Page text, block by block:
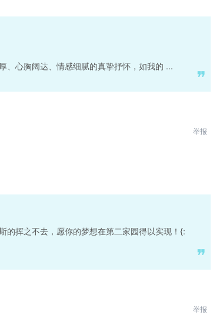
、心胸阔达、情感细腻的真挚抒怀，如我的 ...
举报
的挥之不去，愿你的梦想在第二家园得以实现！{:
举报